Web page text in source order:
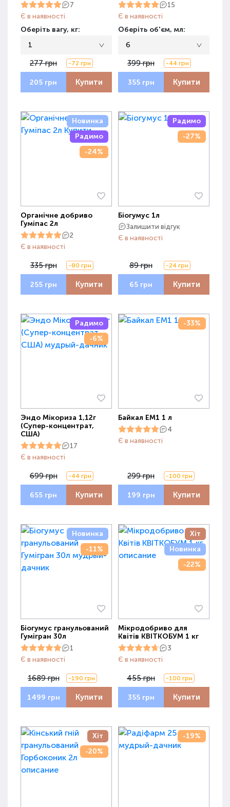
7
Є в наявності
Оберіть вагу, кг:
1
277 грн -72 грн
205 грн Купити
15
Є в наявності
Оберіть об'єм, мл:
6
399 грн -44 грн
355 грн Купити
Новинка
Радимо
-24%
Органічне добриво
Гуміпас 2л
2
Є в наявності
335 грн -80 грн
255 грн Купити
Радимо
-27%
Біогумус 1л
Залишити відгук
Є в наявності
89 грн -24 грн
65 грн Купити
Радимо
-6%
Эндо Мікориза 1,12г
(Супер-концентрат,
США)
17
Є в наявності
699 грн -44 грн
655 грн Купити
-33%
Байкал ЕМ1 1 л
4
Є в наявності
299 грн -100 грн
199 грн Купити
Новинка
-11%
Біогумус гранульований
Гумігран 30л
1
Є в наявності
1689 грн -190 грн
1499 грн Купити
Хіт
Новинка
-22%
Мікродобриво для
Квітів КВІТКОБУМ 1 кг
3
Є в наявності
455 грн -100 грн
355 грн Купити
Хіт
-20%
-19%